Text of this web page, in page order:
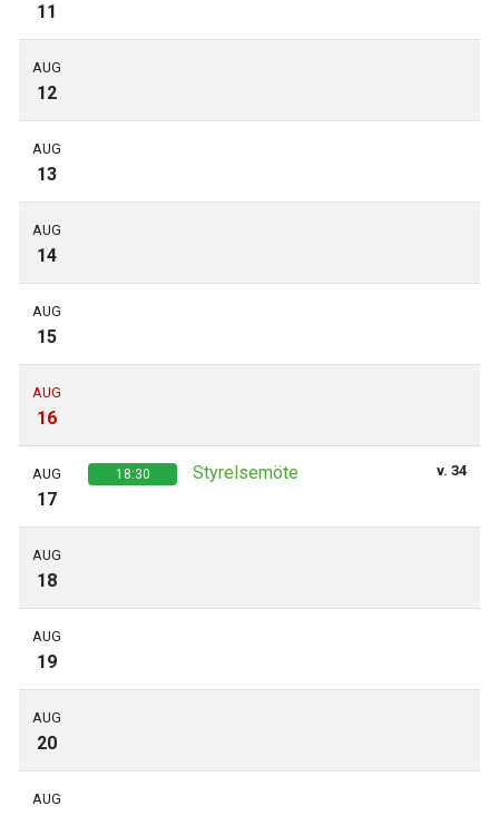
11
AUG
12
AUG
13
AUG
14
AUG
15
AUG
16
AUG
17
v. 34
18:30 Styrelsemöte
AUG
18
AUG
19
AUG
20
AUG